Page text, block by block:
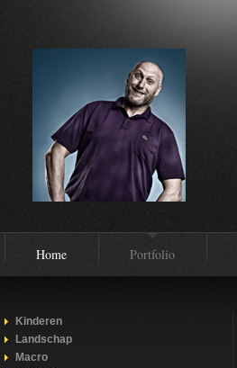
Home Portfolio
Kinderen
Landschap
Macro